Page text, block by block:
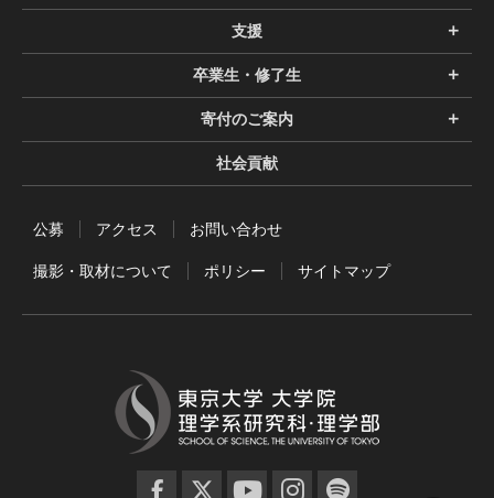
支援
卒業生・修了生
寄付のご案内
社会貢献
公募 アクセス お問い合わせ
撮影・取材について ポリシー サイトマップ